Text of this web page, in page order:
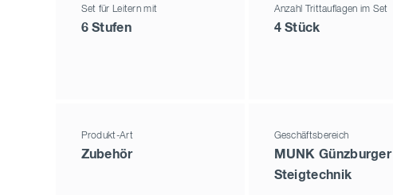
Set für Leitern mit
6 Stufen
Anzahl Trittauflagen im Set
4 Stück
Produkt-Art
Zubehör
Geschäftsbereich
MUNK Günzburger
Steigtechnik